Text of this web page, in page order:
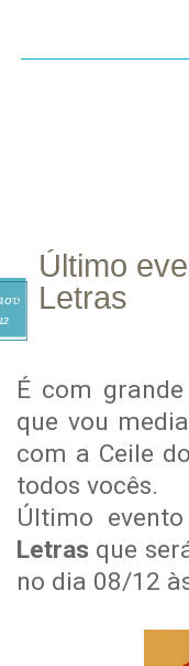
Último
Letras
É com
que vou
com a Ceile
todos vocês.
Último
Letras que
no dia 08/12